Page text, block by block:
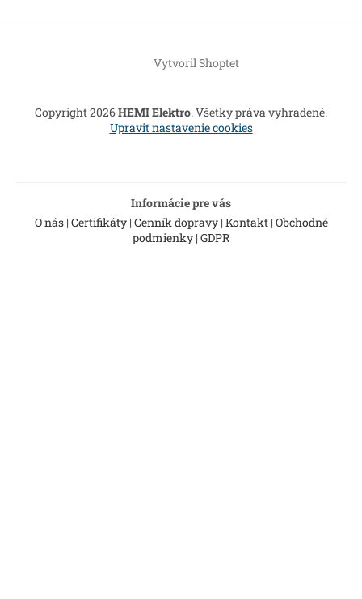
Vytvoril Shoptet
Copyright 2026HEMI Elektro. Všetky práva vyhradené.
Upraviť nastavenie cookies
Informácie pre vás
O nás| Certifikáty| Cenník dopravy| Kontakt| Obchodné
podmienky | GDPR